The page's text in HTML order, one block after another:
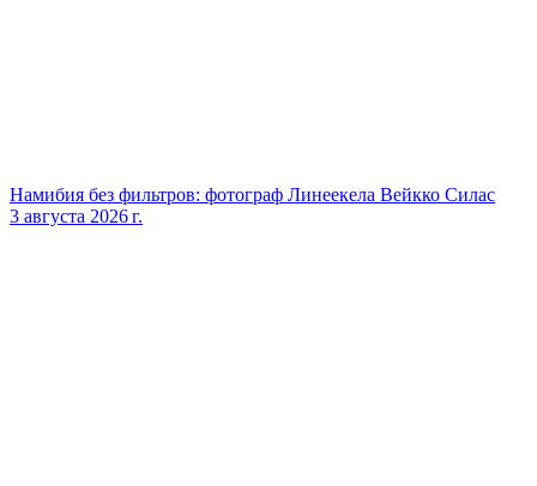
Намибия без фильтров: фотограф Линеекела Вейкко Силас
3 августа 2026 г.